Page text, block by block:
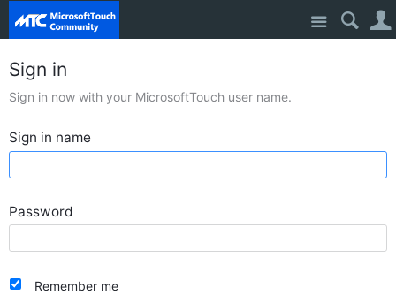
Site
Sign in
Sign in now with your MicrosoftTouch user name.
Sign in name
Password
Remember me